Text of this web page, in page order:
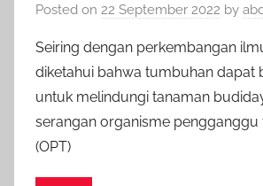
Posted on 22 September 2022 by
Seiring dengan perkembangan
diketahui bahwa tumbuhan dapat
untuk melindungi tanaman
serangan organisme
(OPT)